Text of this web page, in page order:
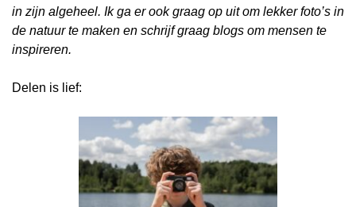
in zijn algeheel. Ik ga er ook graag op uit om lekker foto’s in
de natuur te maken en schrijf graag blogs om mensen te
inspireren.
Delen is lief: